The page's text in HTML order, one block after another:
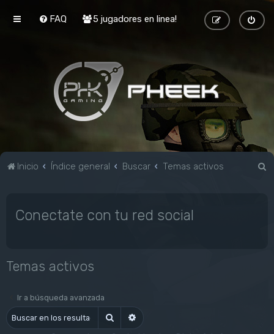
FAQ 5 jugadores en linea!
Inicio Índice general Buscar Temas activos
Conectate con tu red social
Temas activos
Ir a búsqueda avanzada
Buscar Búsqueda avanzada